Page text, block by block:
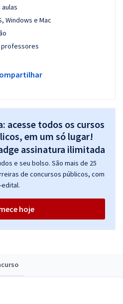
Windows e Mac
professores
acesse todos os cursos
em um só lugar!
e seu bolso. São mais de 25
de concursos públicos, com
hoje